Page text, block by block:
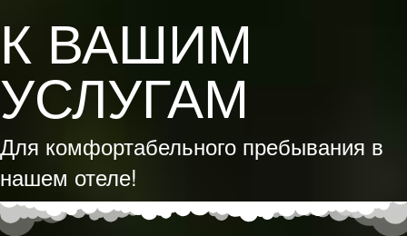
К ВАШИМ
УСЛУГАМ
Для комфортабельного пребывания в
нашем отеле!